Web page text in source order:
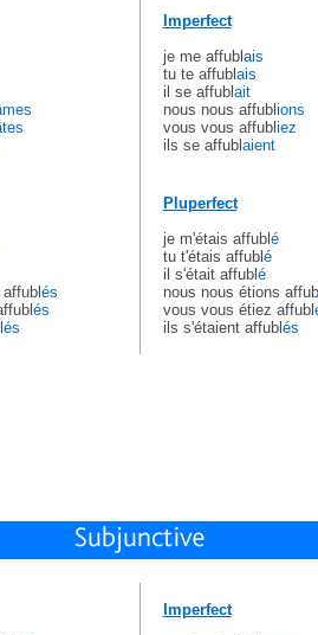
és
és
és
Imperfect
je me affubl ais
tu te affubl ais
il se affubl ait
nous nous affubl ions
vous vous affubl iez
ils se affubl aient
Pluperfect
je m'étais affubl é
tu t'étais affubl é
il s'était affubl é
nous nous étions affubl
vous vous étiez affubl
ils s'étaient affubl és
Imperfect